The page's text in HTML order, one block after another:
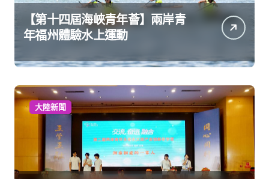
【第十四屆海峽青年薈】兩岸青
年福州體驗水上運動
大陸新聞